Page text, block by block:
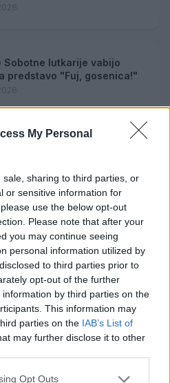
My Personal
sharing to third parties, or
or sensitive information for
use the below opt-out
Please note that after your
you may continue seeing
personal information utilized by
to third parties prior to
opt-out of the further
by third parties on the
This information may
parties on the IAB’s List of
may further disclose it to other
Opt Outs
Sobotne lutkarije vabijo
predstavo "Fuj, gosenica!"
Kazenskega zakonika je
za javno spodbujanje
Komentarji z žaljivimi,
ali nezakonitimi vsebinami
komentiranja →